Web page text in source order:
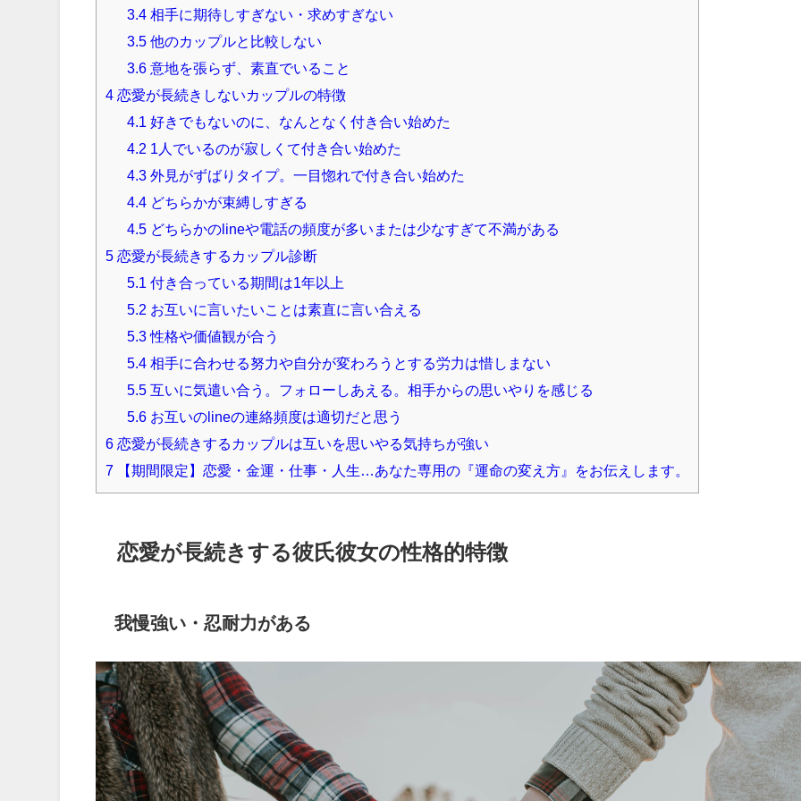
3.4 相手に期待しすぎない・求めすぎない
3.5 他のカップルと比較しない
3.6 意地を張らず、素直でいること
4 恋愛が長続きしないカップルの特徴
4.1 好きでもないのに、なんとなく付き合い始めた
4.2 1人でいるのが寂しくて付き合い始めた
4.3 外見がずばりタイプ。一目惚れで付き合い始めた
4.4 どちらかが束縛しすぎる
4.5 どちらかのlineや電話の頻度が多いまたは少なすぎて不満がある
5 恋愛が長続きするカップル診断
5.1 付き合っている期間は1年以上
5.2 お互いに言いたいことは素直に言い合える
5.3性格や価値観が合う
5.4 相手に合わせる努力や自分が変わろうとする労力は惜しまない
5.5 互いに気遣い合う。フォローしあえる。相手からの思いやりを感じる
5.6 お互いのlineの連絡頻度は適切だと思う
6 恋愛が長続きするカップルは互いを思いやる気持ちが強い
7 【期間限定】恋愛・金運・仕事・人生…あなた専用の『運命の変え方』をお伝えします。
恋愛が長続きする彼氏彼女の性格的特徴
我慢強い・忍耐力がある